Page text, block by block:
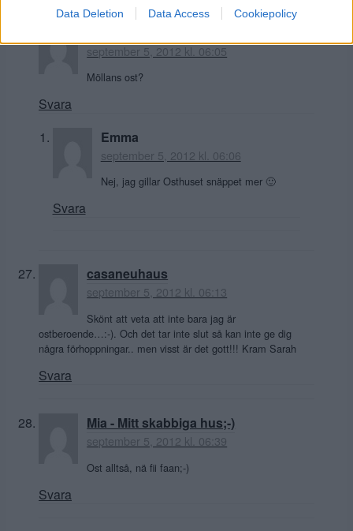
Data Deletion Data Access Cookiepolicy
september 5, 2012 kl. 06:05
Möllans ost?
Svara
Emma
september 5, 2012 kl. 06:06
Nej, jag gillar Osthuset snäppet mer 🙂
Svara
casaneuhaus
september 5, 2012 kl. 06:13
Skönt att veta att inte bara jag är
ostberoende…:-). Och det tar inte slut så kan inte ge dig
några förhoppningar.. men visst är det gott!!! Kram Sarah
Svara
Mia - Mitt skabbiga hus;-)
september 5, 2012 kl. 06:39
Ost alltså, nä fii faan;-)
Svara